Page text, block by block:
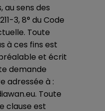
au sens des
3, 8° du Code
Toute
à ces fins est
et écrit
demande
adressée à :
Toute
clause est